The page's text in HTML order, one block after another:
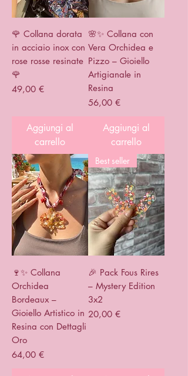
🌹 Collana dorata
in acciaio inox con
rose rosse resinate
🌹
Prezzo
49,00 €
Aggiungi al
carrello
🌸✨ Collana con
Vera Orchidea e
Pizzo – Gioiello
Artigianale in
Resina
Prezzo
56,00 €
Aggiungi al
carrello
🍷✨ Collana
Orchidea
Bordeaux –
Gioiello Artistico in
Resina con Dettagli
Oro
Prezzo
64,00 €
Best seller
🎉 Pack Fous Rires
– Mystery Edition
3x2
Prezzo
20,00 €